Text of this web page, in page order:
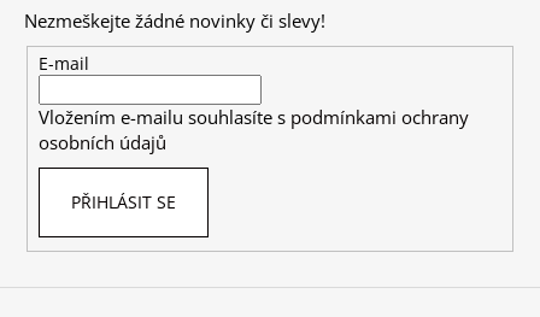
Nezmeškejte žádné novinky či slevy!
E-mail
Vložením e-mailu souhlasíte s podmínkami ochrany
osobních údajů
PŘIHLÁSIT SE